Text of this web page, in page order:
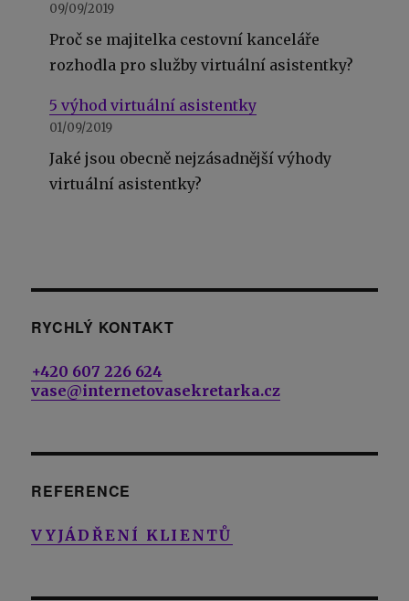
09/09/2019
Proč se majitelka cestovní kanceláře
rozhodla pro služby virtuální asistentky?
5 výhod virtuální asistentky
01/09/2019
Jaké jsou obecně nejzásadnější výhody
virtuální asistentky?
RYCHLÝ KONTAKT
+420 607 226 624
vase@internetovasekretarka.cz
REFERENCE
VYJÁDŘENÍ KLIENTŮ